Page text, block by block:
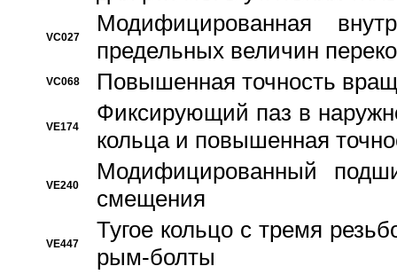
VC027
Модифицированная
предельных величин
VC068 Повышенная точность
VE174
Фиксирующий паз в
кольца и повышенная
VE240
Модифицированный
смещения
VE447
Тугое кольцо с тремя
рым-болты